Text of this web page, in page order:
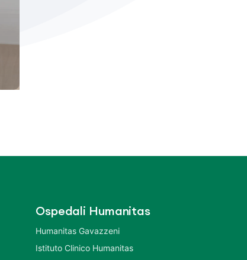
Ospedali Humanitas
Humanitas Gavazzeni
Istituto Clinico Humanitas